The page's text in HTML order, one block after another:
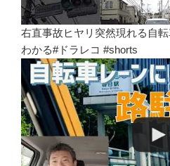
右直事故ヒヤリ突然現れる自
わかる#ドラレコ #shorts